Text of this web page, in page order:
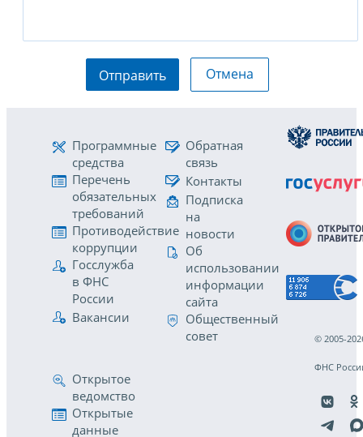
Отправить Отмена
Программные
средства
Перечень
обязательных
требований
Противодействие
коррупции
Госслужба
в ФНС
России
Вакансии
Обратная
связь
Контакты
Подписка
на
новости
Об
использовании
информации
сайта
Общественный
совет
Открытое
ведомство
Открытые
данные
© 2005-
ФНС